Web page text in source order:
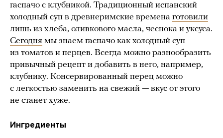
гаспачо с клубникой. Традиционный испанский
холодный суп в древнеримские времена готовили
лишь из хлеба, оливкового масла, чеснока и уксуса.
Сегодня мы знаем гаспачо как холодный суп
из томатов и перцев. Всегда можно разнообразить
привычный рецепт и добавить в него, например,
клубнику. Консервированный перец можно
с легкостью заменить на свежий — вкус от этого
не станет хуже.
Ингредиенты